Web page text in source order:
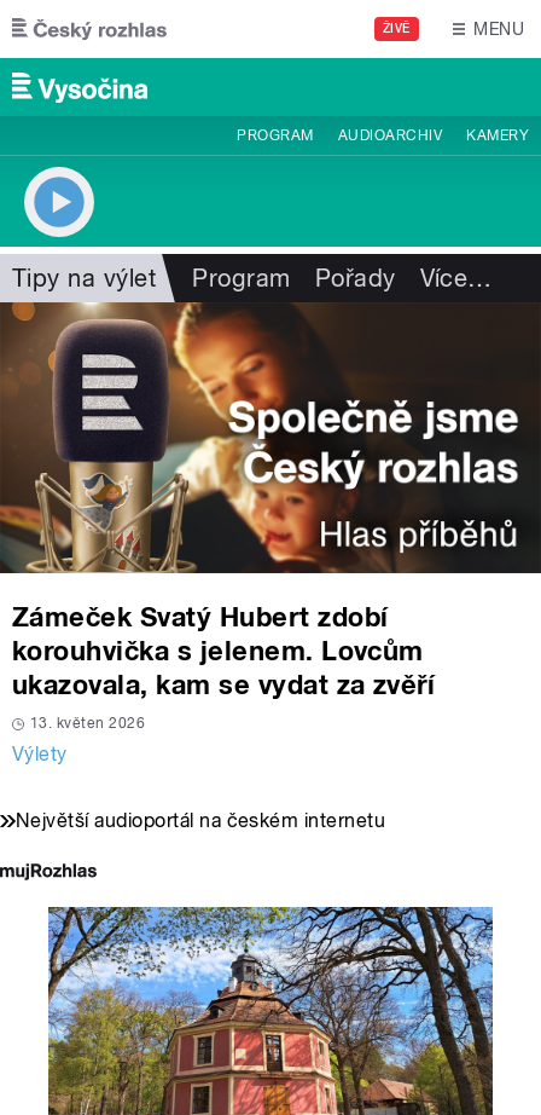
Přejít k hlavnímu obsahu
ŽIVĚ MENU
PROGRAM AUDIOARCHIV KAMERY
Tipy na výlet Program Pořady Více…
Zámeček Svatý Hubert zdobí
korouhvička s jelenem. Lovcům
ukazovala, kam se vydat za zvěří
13. květen 2026
Výlety
Největší audioportál na českém internetu